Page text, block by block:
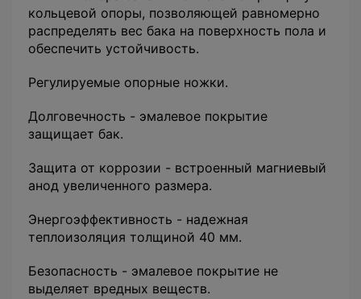
кольцевой опоры, позволяющей равномерно
распределять вес бака на поверхность пола и
обеспечить устойчивость.
Регулируемые опорные ножки.
Долговечность - эмалевое покрытие
защищает бак.
Защита от коррозии - встроенный магниевый
анод увеличенного размера.
Энергоэффективность - надежная
теплоизоляция толщиной 40 мм.
Безопасность - эмалевое покрытие не
выделяет вредных веществ.